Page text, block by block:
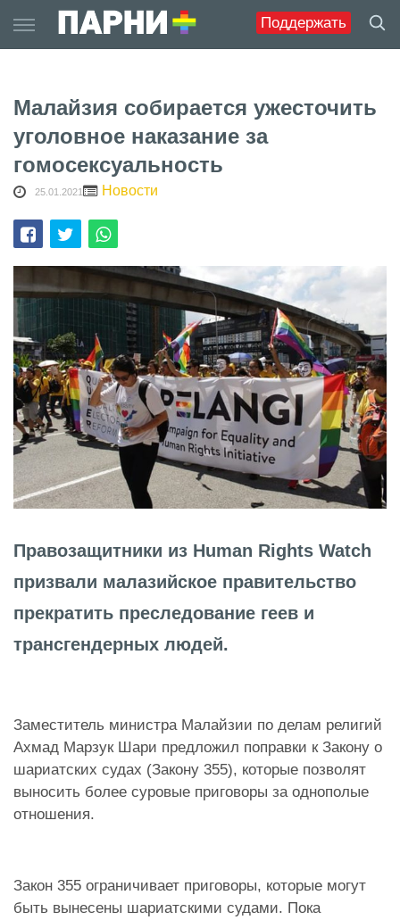
Поддержать
to
content
Малайзия собирается ужесточить
уголовное наказание за
гомосексуальность
25.01.2021 Новости
Правозащитники из Human Rights Watch
призвали малазийское правительство
прекратить преследование геев и
трансгендерных людей.
Заместитель министра Малайзии по делам религий
Ахмад Марзук Шари предложил поправки к Закону о
шариатских судах (Закону 355), которые позволят
выносить более суровые приговоры за однополые
отношения.
Закон 355 ограничивает приговоры, которые могут
быть вынесены шариатскими судами. Пока